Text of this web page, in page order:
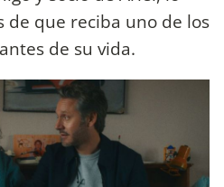
de que reciba uno de los
de su vida.